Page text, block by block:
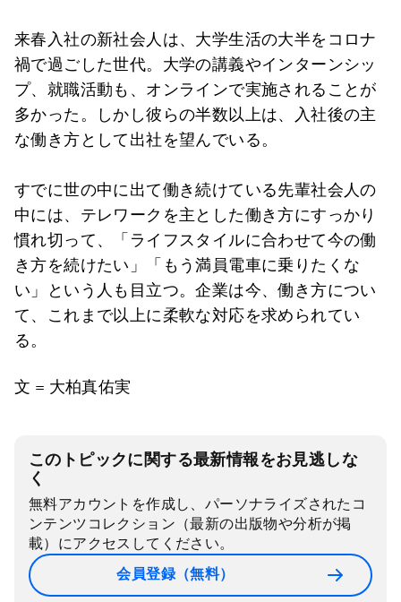
来春入社の新社会人は、大学生活の大半をコロナ
禍で過ごした世代。大学の講義やインターンシッ
プ、就職活動も、オンラインで実施されることが
多かった。しかし彼らの半数以上は、入社後の主
な働き方として出社を望んでいる。
すでに世の中に出て働き続けている先輩社会人の
中には、テレワークを主とした働き方にすっかり
慣れ切って、「ライフスタイルに合わせて今の働
き方を続けたい」「もう満員電車に乗りたくな
い」という人も目立つ。企業は今、働き方につい
て、これまで以上に柔軟な対応を求められてい
る。
文 = 大柏真佑実
このトピックに関する最新情報をお見逃しな
く
無料アカウントを作成し、パーソナライズされたコ
ンテンツコレクション（最新の出版物や分析が掲
載）にアクセスしてください。
会員登録（無料）